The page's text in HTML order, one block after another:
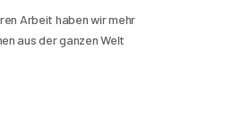
Arbeit haben wir mehr
aus der ganzen Welt